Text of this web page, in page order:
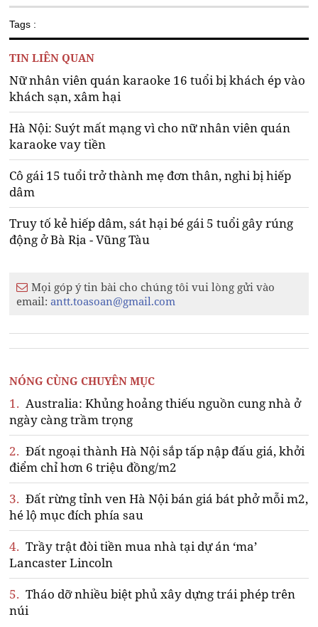
Tags :
TIN LIÊN QUAN
Nữ nhân viên quán karaoke 16 tuổi bị khách ép vào
khách sạn, xâm hại
Hà Nội: Suýt mất mạng vì cho nữ nhân viên quán
karaoke vay tiền
Cô gái 15 tuổi trở thành mẹ đơn thân, nghi bị hiếp
dâm
Truy tố kẻ hiếp dâm, sát hại bé gái 5 tuổi gây rúng
động ở Bà Rịa - Vũng Tàu
Mọi góp ý tin bài cho chúng tôi vui lòng gửi vào
email:antt.toasoan@gmail.com
NÓNG CÙNG CHUYÊN MỤC
1. Australia: Khủng hoảng thiếu nguồn cung nhà ở
ngày càng trầm trọng
2. Đất ngoại thành Hà Nội sắp tấp nập đấu giá, khởi
điểm chỉ hơn 6 triệu đồng/m2
3. Đất rừng tỉnh ven Hà Nội bán giá bát phở mỗi m2,
hé lộ mục đích phía sau
4. Trầy trật đòi tiền mua nhà tại dự án ‘ma’
Lancaster Lincoln
5. Tháo dỡ nhiều biệt phủ xây dựng trái phép trên
núi